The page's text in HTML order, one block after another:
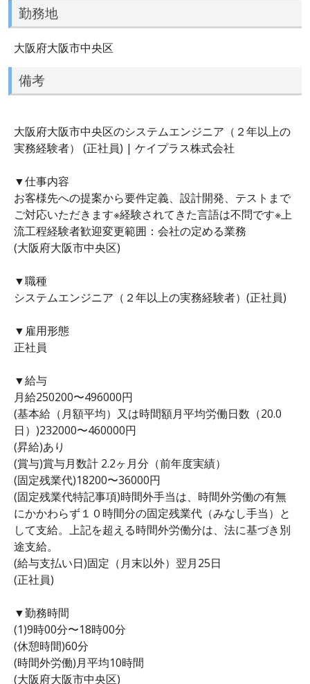
勤務地
大阪府大阪市中央区
備考
大阪府大阪市中央区のシステムエンジニア（２年以上の
実務経験者） (正社員) | ケイプラス株式会社
▼仕事内容
お客様先への提案から要件定義、設計開発、テストまで
ご対応いただきます※経験されてきた言語は不問です※上
流工程経験者歓迎変更範囲：会社の定める業務
(大阪府大阪市中央区)
▼職種
システムエンジニア（２年以上の実務経験者）(正社員)
▼雇用形態
正社員
▼給与
月給250200〜496000円
(基本給（月額平均）又は時間額月平均労働日数（20.0
日）)232000〜460000円
(昇給)あり
(賞与)賞与月数計 2.2ヶ月分（前年度実績）
(固定残業代)18200〜36000円
(固定残業代特記事項)時間外手当は、時間外労働の有無
にかかわらず１０時間分の固定残業代（みなし手当）と
して支給。上記を超える時間外労働分は、法に基づき別
途支給。
(給与支払い日)固定（月末以外）翌月25日
(正社員)
▼勤務時間
(1)9時00分〜18時00分
(休憩時間)60分
(時間外労働)月平均10時間
(大阪府大阪市中央区)